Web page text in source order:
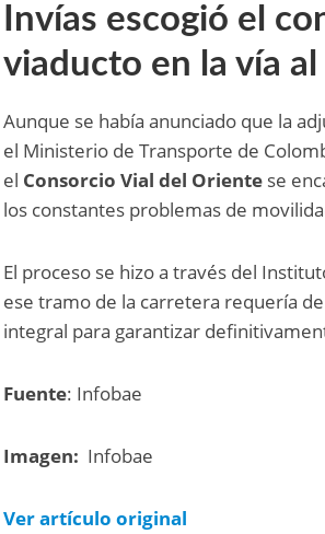
Invías escogió el
viaducto en la vía al
Aunque se había anunciado que la
el Ministerio de Transporte de
el Consorcio Vial del Oriente se
los constantes problemas de
El proceso se hizo a través del
ese tramo de la carretera requería
integral para garantizar
Fuente: Infobae
Imagen: Infobae
Ver artículo original